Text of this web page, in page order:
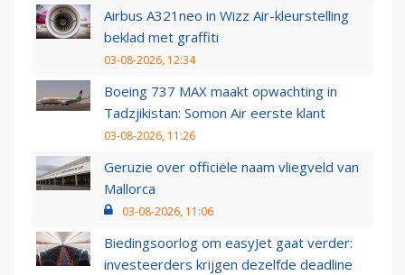
Airbus A321neo in Wizz Air-kleurstelling
beklad met graffiti
03-08-2026, 12:34
Boeing 737 MAX maakt opwachting in
Tadzjikistan: Somon Air eerste klant
03-08-2026, 11:26
Geruzie over officiële naam vliegveld van
Mallorca
03-08-2026, 11:06
Biedingsoorlog om easyJet gaat verder:
investeerders krijgen dezelfde deadline